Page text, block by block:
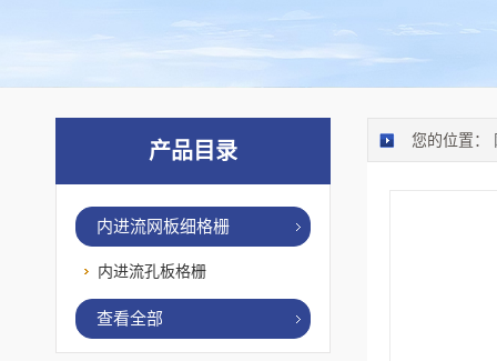
您的位置：
产品目录
内进流网板细格栅
内进流孔板格栅
查看全部